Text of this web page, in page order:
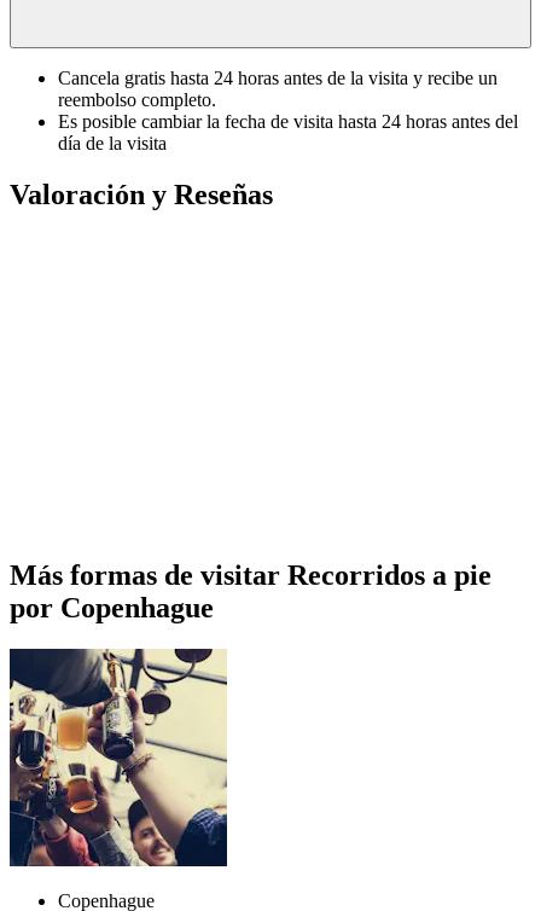
Cancela gratis hasta 24 horas antes de la visita y recibe un
reembolso completo.
Es posible cambiar la fecha de visita hasta 24 horas antes del
día de la visita
Valoración y Reseñas
Más formas de visitar Recorridos a pie
por Copenhague
Copenhague